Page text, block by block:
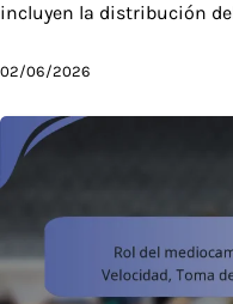
incluyen la distribución
02/06/2026